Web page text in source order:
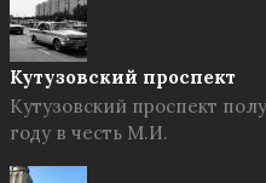
Кутузовский проспект
Кутузовский проспект
году в честь М.И.